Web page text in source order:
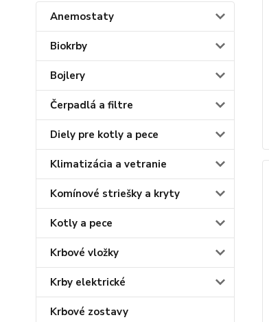
Anemostaty
Biokrby
Bojlery
Čerpadlá a filtre
Diely pre kotly a pece
Klimatizácia a vetranie
Komínové striešky a kryty
Kotly a pece
Krbové vložky
Krby elektrické
Krbové zostavy